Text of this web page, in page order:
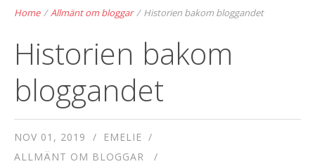
Home /Allmänt om bloggar / Historien bakom bloggandet
Historien bakom
bloggandet
NOV 01, 2019
EMELIE
ALLMÄNT OM BLOGGAR